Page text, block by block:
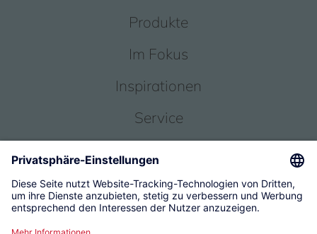
Produkte
Im Fokus
Inspirationen
Service
© 2026 KWC Group Management AG